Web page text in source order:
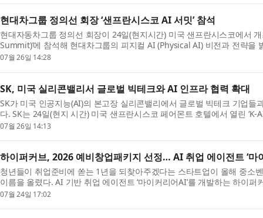
현대차그룹 정의선 회장 ‘샌프란시스코 AI 서밋’ 참석
현대자동차그룹 정의선 회장이 24일(현지시간) 미국 샌프란시스코에서
Summit)’에 참석해 현대차그룹의 피지컬 AI (Physical AI) 비전과 전략을
07월 26일 14:28
SK, 미국 실리콘밸리서 글로벌 빅테크와 AI 인프라 협력 확대
SK가 미국 인공지능(AI)의 본고장 실리콘밸리에서 글로벌 빅테크 기업
다. SK는 24일(현지 시간) 미국 샌프란시스코 페어몬트 호텔에서 열린 ‘K-
07월 26일 14:13
하이퍼커브, 2026 예비창업패키지 선정… AI 취업 에이전트 ‘마
청년들이 취업준비에 쏟는 1년을 되찾아주겠다는 스타트업이 올해 중소
이름을 올렸다. AI 기반 취업 에이전트 ‘마이커리어AI’를 개발하는 하이퍼
07월 24일 17:02